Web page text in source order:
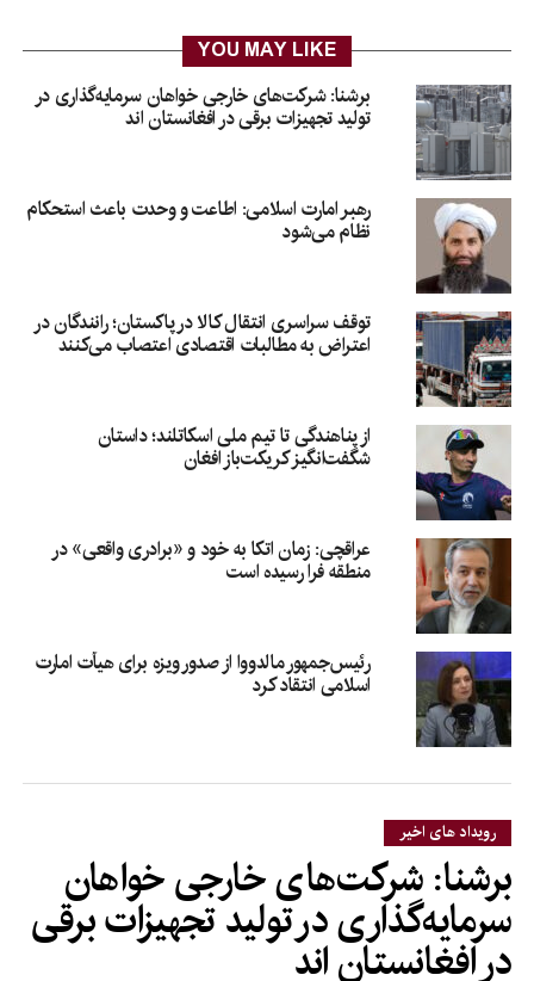
YOU MAY LIKE
برشنا: شرکت‌های خارجی خواهان سرمایه‌گذاری در
تولید تجهیزات برقی در افغانستان‌ اند
رهبر امارت اسلامی: اطاعت و وحدت باعث استحکام
نظام می‌شود
توقف سراسری انتقال کالا در پاکستان؛ رانندگان در
اعتراض به مطالبات اقتصادی اعتصاب می‌کنند
از پناهندگی تا تیم ملی اسکاتلند؛ داستان
شگفت‌انگیز کریکت‌باز افغان
عراقچی: زمان اتکا به خود و «برادری واقعی» در
منطقه فرا رسیده است
رئیس‌جمهور مالدووا از صدور ویزه برای هیأت امارت
اسلامی انتقاد کرد
رویداد های اخیر
برشنا: شرکت‌های خارجی خواهان
سرمایه‌گذاری در تولید تجهیزات برقی
در افغانستان‌ اند